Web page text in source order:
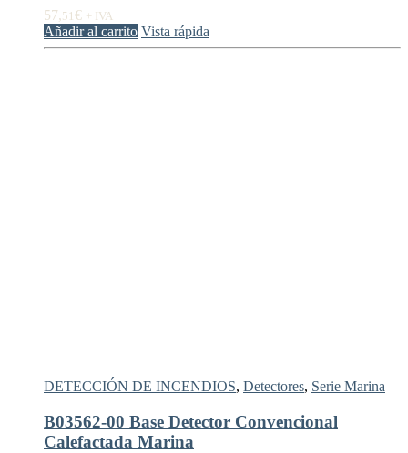
57,51 € + IVA
Añadir al carrito Vista rápida
DETECCIÓN DE INCENDIOS, Detectores, Serie Marina
B03562-00 Base Detector Convencional
Calefactada Marina